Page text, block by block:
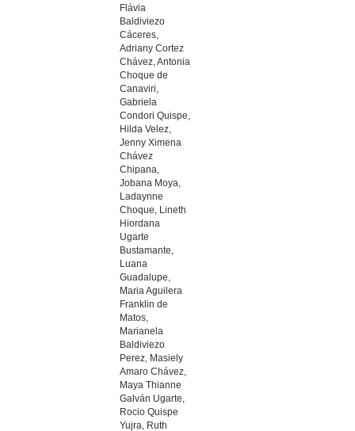
Flávia
Baldiviezo
Cáceres,
Adriany Cortez
Chávez, Antonia
Choque de
Canaviri,
Gabriela
Condori Quispe,
Hilda Velez,
Jenny Ximena
Chávez
Chipana,
Jobana Moya,
Ladaynne
Choque, Lineth
Hiordana
Ugarte
Bustamante,
Luana
Guadalupe,
Maria Aguilera
Franklin de
Matos,
Marianela
Baldiviezo
Perez, Masiely
Amaro Chávez,
Maya Thianne
Galván Ugarte,
Rocio Quispe
Yujra, Ruth